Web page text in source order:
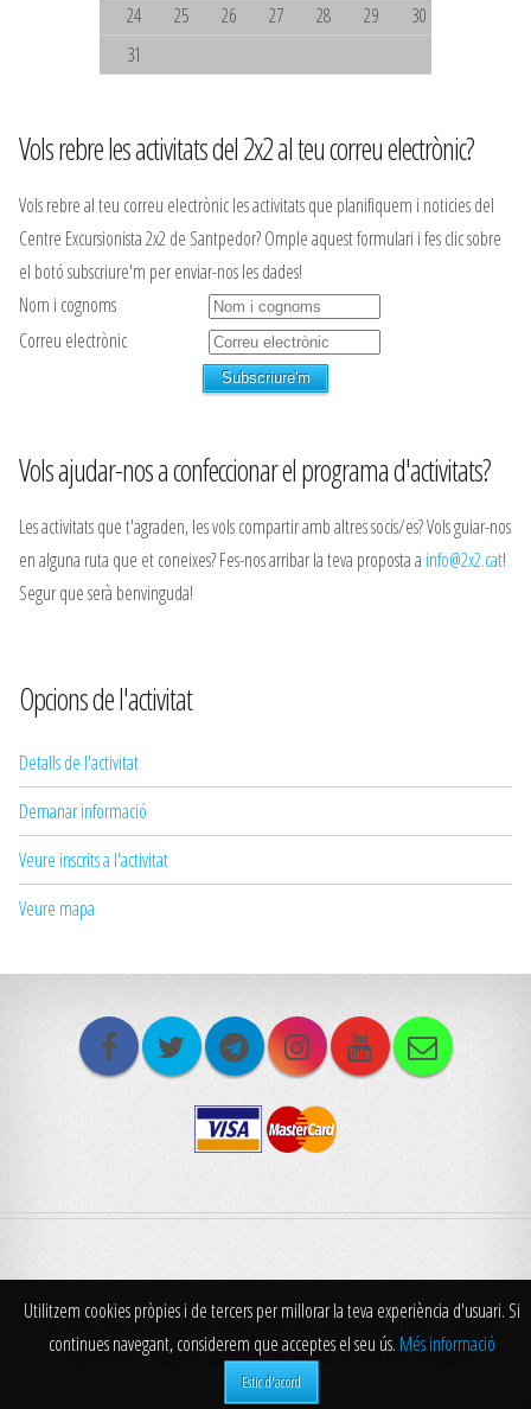
Utilitzem cookies pròpies i de tercers per millorar la teva experiència d'usuari. Si
continues navegant, considerem que acceptes el seu ús. Més informació
Estic d'acord
24
25 26 27 28 29
30
31
Vols rebre les activitats del 2x2 al teu correu electrònic?
Vols rebre al teu correu electrònic les activitats que planifiquem i noticies del
Centre Excursionista 2x2 de Santpedor? Omple aquest formulari i fes clic sobre
el botó subscriure'm per enviar-nos les dades!
Nom i cognoms
Correu electrònic
Vols ajudar-nos a confeccionar el programa d'activitats?
Les activitats que t'agraden, les vols compartir amb altres socis/es? Vols guiar-nos
en alguna ruta que et coneixes? Fes-nos arribar la teva proposta a info@2x2.cat!
Segur que serà benvinguda!
Opcions de l'activitat
Detalls de l'activitat
Demanar informació
Veure inscrits a l'activitat
Veure mapa
© Centre Excursionista 2x2 Santpedor. Tots els drets reservats. |Politica
de privacitat| Disseny i programació: Bernat Bozzo i Oriol Reguant